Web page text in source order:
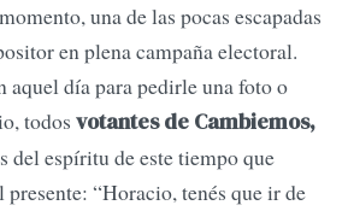
una de las pocas escapadas
en plena campaña electoral.
aquel día para pedirle una foto o
todos votantes de Cambiemos,
del espíritu de este tiempo que
presente: “Horacio, tenés que ir de